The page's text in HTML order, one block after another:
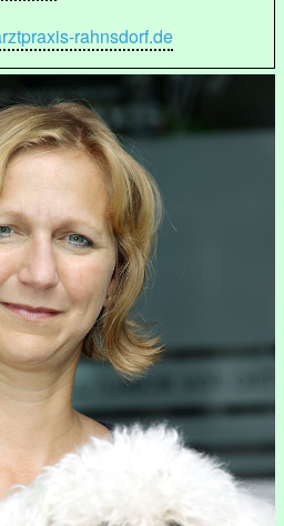
rahnsdorf.de